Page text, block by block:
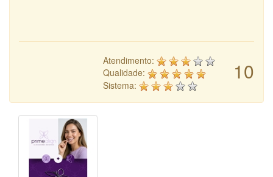
10
Atendimento:
Qualidade:
Sistema: